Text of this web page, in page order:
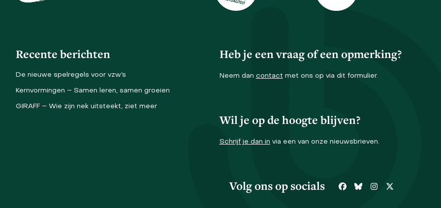
Recente berichten
De nieuwe spelregels voor vzw’s
Kernvormingen – Samen leren, samen groeien
GIRAFF – Wie zijn nek uitsteekt, ziet meer
Heb je een vraag of een opmerking?
Neem dan contact met ons op via dit formulier.
Wil je op de hoogte blijven?
Schrijf je dan in via een van onze nieuwsbrieven.
Volg ons op socials Facebook
BlueskyInstagram
Twitter